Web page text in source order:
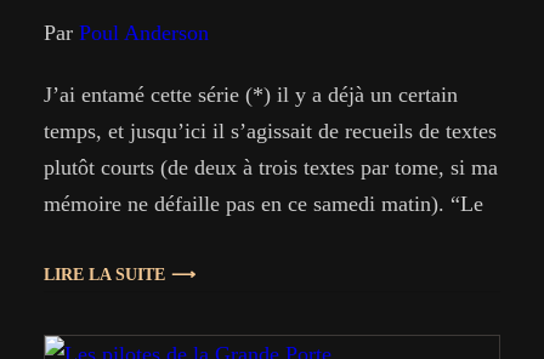
Par Poul Anderson
J’ai entamé cette série (*) il y a déjà un certain
temps, et jusqu’ici il s’agissait de recueils de textes
plutôt courts (de deux à trois textes par tome, si ma
mémoire ne défaille pas en ce samedi matin). “Le
mais le premier est de la longueur…
LIRE LA SUITE